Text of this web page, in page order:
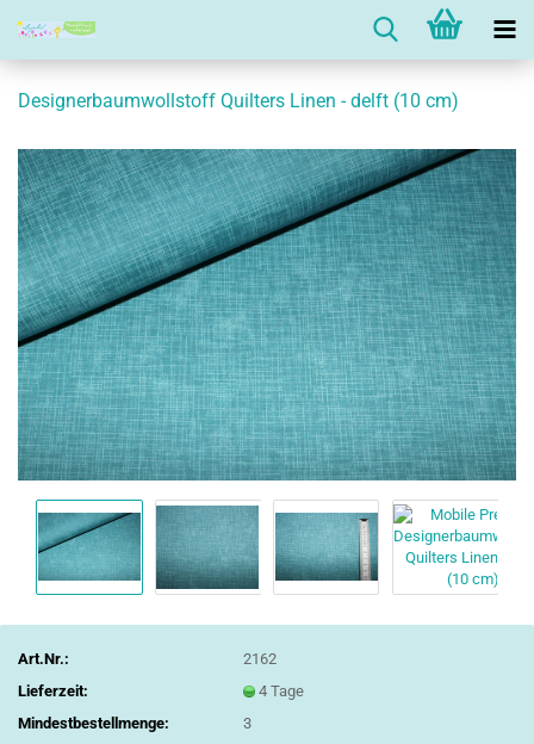
Designerbaumwollstoff Quilters Linen - delft (10 cm)
Art.Nr.:
2162
Lieferzeit:
4 Tage
Mindestbestellmenge:
3